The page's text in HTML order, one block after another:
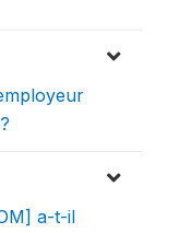
a-t-il